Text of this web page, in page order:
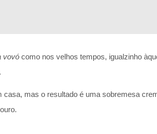
vovó como nos velhos tempos, igualzinho
mas o resultado é uma sobremesa